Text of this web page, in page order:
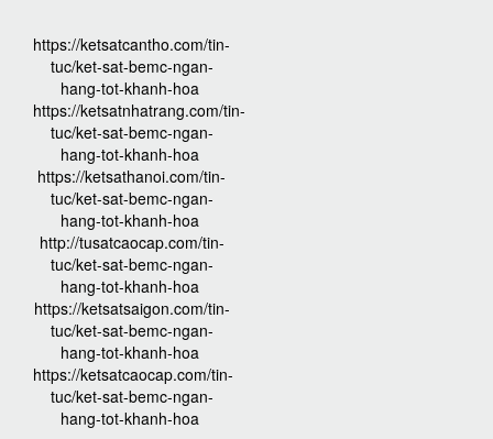
https://ketsatcantho.com/tin-
tuc/ket-sat-bemc-ngan-
hang-tot-khanh-hoa
https://ketsatnhatrang.com/tin-
tuc/ket-sat-bemc-ngan-
hang-tot-khanh-hoa
https://ketsathanoi.com/tin-
tuc/ket-sat-bemc-ngan-
hang-tot-khanh-hoa
http://tusatcaocap.com/tin-
tuc/ket-sat-bemc-ngan-
hang-tot-khanh-hoa
https://ketsatsaigon.com/tin-
tuc/ket-sat-bemc-ngan-
hang-tot-khanh-hoa
https://ketsatcaocap.com/tin-
tuc/ket-sat-bemc-ngan-
hang-tot-khanh-hoa